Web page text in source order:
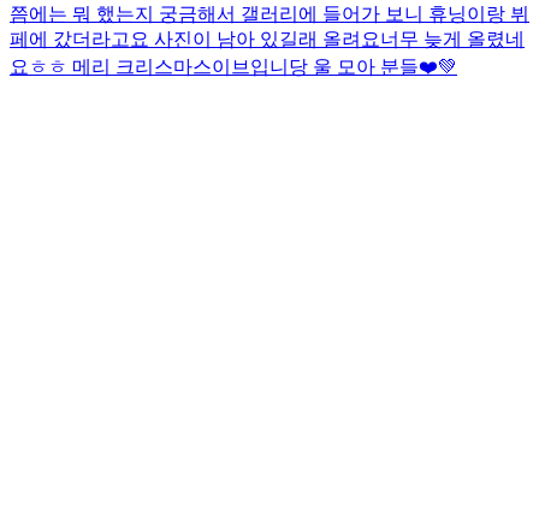
쯤에는 뭐 했는지 궁금해서 갤러리에 들어가 보니 휴닝이랑 뷔
페에 갔더라고요 사진이 남아 있길래 올려요너무 늦게 올렸네
요ㅎㅎ 메리 크리스마스이브입니당 울 모아 분들❤️💚